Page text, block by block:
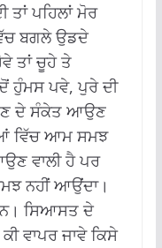
ਪਹਿਲਾਂ ਮੋਰ
ਬਗਲੇ ਉਡਦੇ
ਤਾਂ ਚੂਹੇ ਤੇ
ਹੁੰਮਸ ਪਵੇ, ਪੁਰੇ ਦੀ
ਦੇ ਸੰਕੇਤ ਆਉਣ
ਵਿੱਚ ਆਮ ਸਮਝ
ਵਾਲੀ ਹੈ ਪਰ
ਨਹੀਂ ਆਉਂਦਾ।
ਸਿਆਸਤ ਦੇ
ਵਾਪਰ ਜਾਵੇ ਕਿਸੇ